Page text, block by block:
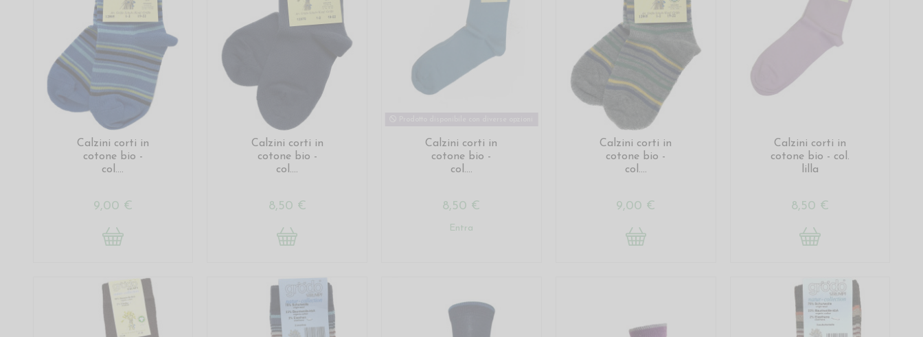
Calzini corti in
cotone bio -
col....
9,00 €
Calzini corti in
cotone bio -
col....
8,50 €
Calzini corti in
cotone bio -
col....
8,50 €
Entra
Calzini corti in
cotone bio -
col....
9,00 €
Calzini corti in
cotone bio - col.
lilla
8,50 €